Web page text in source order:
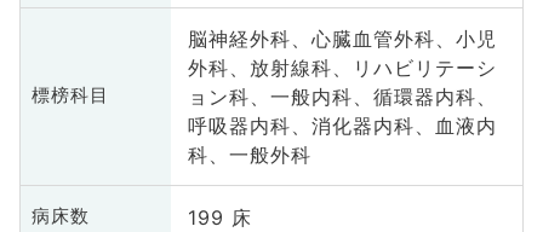
標榜科目
脳神経外科、心臓血管外科、小児
外科、放射線科、リハビリテーシ
ョン科、一般内科、循環器内科、
呼吸器内科、消化器内科、血液内
科、一般外科
病床数 199 床